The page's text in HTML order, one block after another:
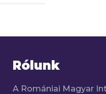
Rólunk
A Romániai Magyar